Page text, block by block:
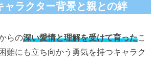
ャラクター背景と親との絆
らの深い愛情と理解を受けて育ったこ
難にも立ち向かう勇気を持つキャラク